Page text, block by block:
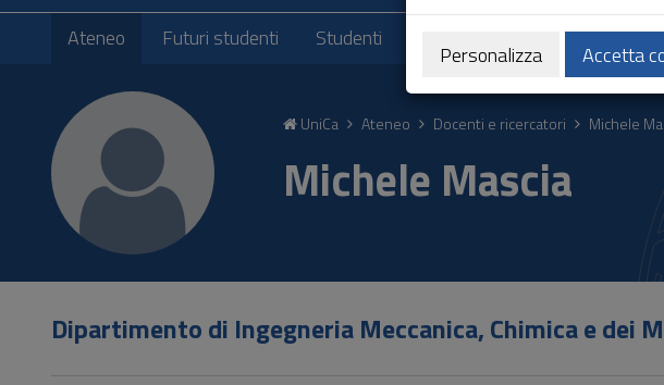
Contenuto
navigazione
Submenu
Ateneo Futuri studenti Studenti Ricerca
UniCa Ateneo Docenti e ricercatori Michele
Michele Mascia
Dipartimento di Ingegneria Meccanica, Chimica e dei
Personalizza Accetta